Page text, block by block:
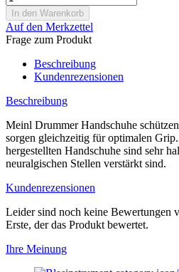
Auf den Merkzettel
Frage zum Produkt
Beschreibung
Kundenrezensionen
Beschreibung
Meinl Drummer Handschuhe
sorgen gleichzeitig für optimalen
hergestellten Handschuhe sind sehr
neuralgischen Stellen verstärkt sind.
Kundenrezensionen
Leider sind noch keine Bewertungen
Erste, der das Produkt bewertet.
Ihre Meinung